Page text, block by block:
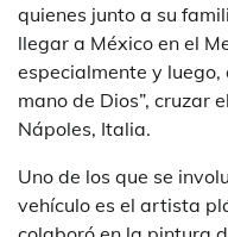
quienes junto a su
llegar a México en el
especialmente y luego,
mano de Dios”, cruzar
Nápoles, Italia.
Uno de los que se
vehículo es el artista